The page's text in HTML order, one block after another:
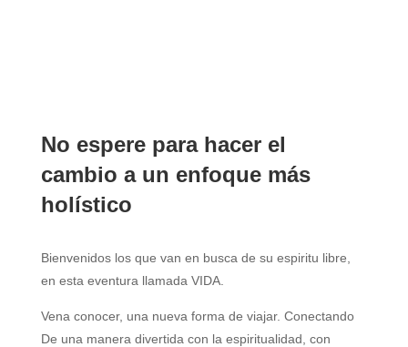
No espere para hacer el
cambio a un enfoque más
holístico
Bienvenidos los que van en busca de su espiritu libre,
en esta eventura llamada VIDA.
Vena conocer, una nueva forma de viajar. Conectando
De una manera divertida con la espiritualidad, con